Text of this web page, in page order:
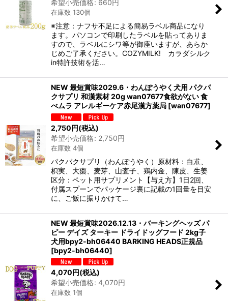
希望小売価格: 660円
在庫数 130個
※注意：ナフサ不足による簡易ラベル商品になり
ます。パソコンで印刷したラベルを貼ってありま
すので、ラベルにシワ等が御座いますが、あらか
じめご了承ください。COZYMILK! カラダシルク
in特許技術を活…
NEW 最短賞味2029.6・わんぽうやく犬用 パクパ
クサプリ 和漢素材 20g wan07677食欲がない 食
べムラ アレルギーケア赤尾漢方薬局 [wan07677]
2,750円(税込)
希望小売価格: 2,750円
在庫数 4個
パクパクサプリ（わんぽうやく）原材料：白朮、
枳実、大棗、麦芽、山査子、鶏内金、陳皮、生姜
区分：ペット用サプリメント【与え方】1日2回、
付属スプーンでパッケージ裏に記載の1回量を目安
に、ご飯に振りかけて…
NEW 最短賞味2026.12.13・バーキングヘッズ パ
ピー デイズ ターキー ドライドッグフード 2kg子
犬用bpy2-bh06440 BARKING HEADS正規品
[bpy2-bh06440]
4,070円(税込)
希望小売価格: 4,070円
在庫数 1個